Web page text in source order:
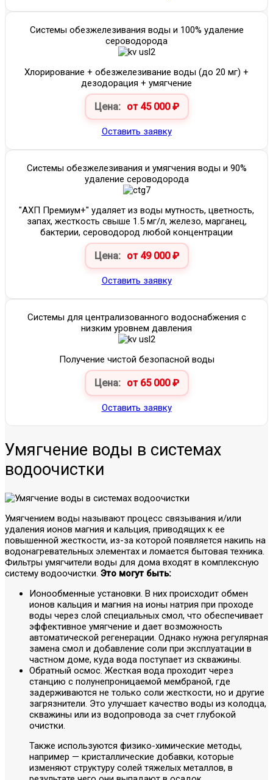
Системы обезжелезивания воды и 100% удаление
сероводорода
Хлорирование + обезжелезивание воды (до 20 мг) +
дезодорация + умягчение
Цена: от 45 000 ₽
Оставить заявку
Системы обезжелезивания и умягчения воды и 90%
удаление сероводорода
"АХП Премиум+" удаляет из воды мутность, цветность,
запах, жесткость свыше 1.5 мг/л, железо, марганец,
бактерии, сероводород любой концентрации
Цена: от 49 000 ₽
Оставить заявку
Системы для централизованного водоснабжения с
низким уровнем давления
Получение чистой безопасной воды
Цена: от 65 000 ₽
Оставить заявку
Умягчение воды в системах
водоочистки
Умягчением воды называют процесс связывания и/или
удаления ионов магния и кальция, приводящих к ее
повышенной жесткости, из-за которой появляется накипь на
водонагревательных элементах и ломается бытовая техника.
Фильтры умягчители воды для дома входят в комплексную
систему водоочистки. Это могут быть:
Ионообменные установки. В них происходит обмен
ионов кальция и магния на ионы натрия при проходе
воды через слой специальных смол, что обеспечивает
эффективное умягчение и дает возможность
автоматической регенерации. Однако нужна регулярная
замена смол и добавление соли при эксплуатации в
частном доме, куда вода поступает из скважины.
Обратный осмос. Жесткая вода проходит через
станцию с полунепроницаемой мембраной, где
задерживаются не только соли жесткости, но и другие
загрязнители. Это улучшает качество воды из колодца,
скважины или из водопровода за счет глубокой
очистки.
Также используются физико-химические методы,
например — кристаллические добавки, которые
изменяют структуру солей тяжелых металлов, в